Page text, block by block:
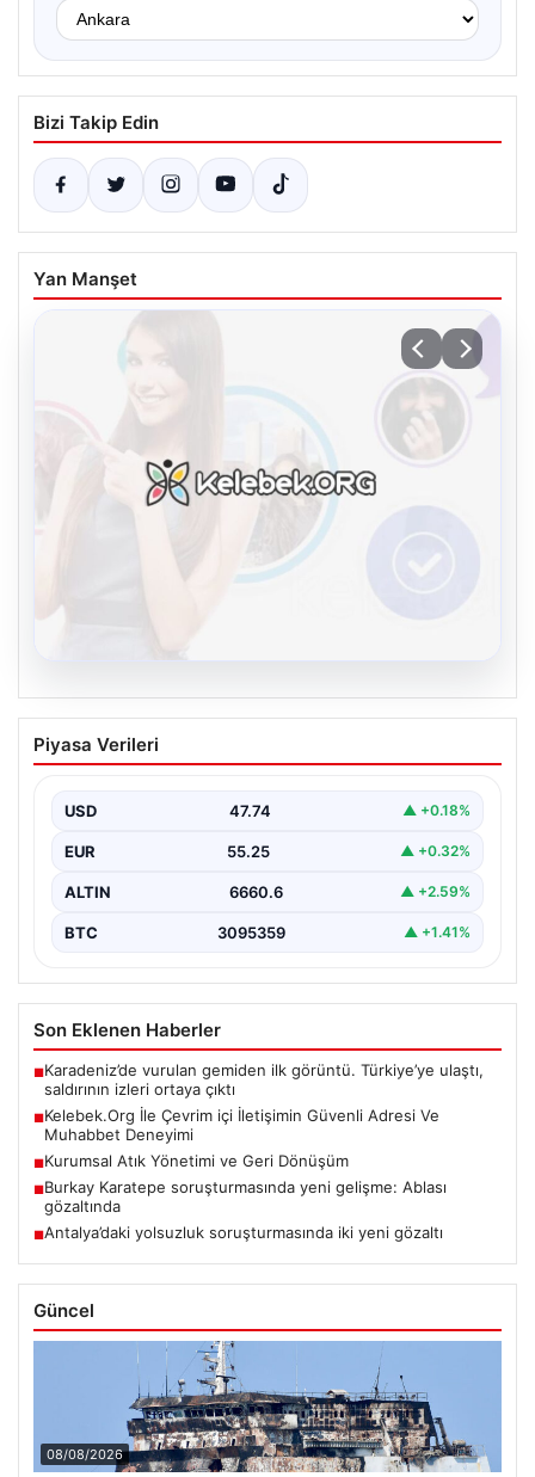
Bizi Takip Edin
Yan Manşet
Kelebek.Org İle Çevrim içi İletişimin
Güvenli Adresi Ve Muhabbet Deneyimi
sağlaması büyük bir değer ifade etmektedir. Halen…
Piyasa Verileri
USD 47.74 ▲ +0.18%
EUR 55.25 ▲ +0.32%
ALTIN 6660.6 ▲ +2.59%
BTC 3095359 ▲ +1.41%
Son Eklenen Haberler
■Karadeniz’de vurulan gemiden ilk görüntü. Türkiye’ye ulaştı,
saldırının izleri ortaya çıktı
■Kelebek.Org İle Çevrim içi İletişimin Güvenli Adresi Ve
Muhabbet Deneyimi
■Kurumsal Atık Yönetimi ve Geri Dönüşüm
■Burkay Karatepe soruşturmasında yeni gelişme: Ablası
gözaltında
■Antalya’daki yolsuzluk soruşturmasında iki yeni gözaltı
Güncel
08/08/2026